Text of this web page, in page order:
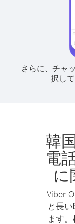
さらに、チャ
択し
韓
電
に
Viber
と長
ます。